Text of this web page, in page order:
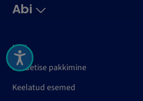
Abi
KKK
Saadetise pakkimine
Keelatud esemed